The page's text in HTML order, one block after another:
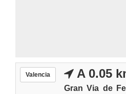
Valencia A 0.05
Gran Via de